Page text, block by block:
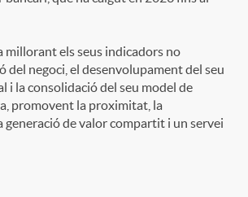
millorant els seus indicadors no
del negoci, el desenvolupament del seu
i la consolidació del seu model de
promovent la proximitat, la
generació de valor compartit i un servei